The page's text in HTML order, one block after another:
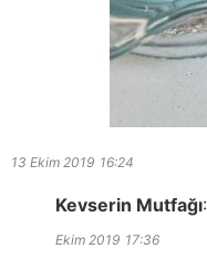
13 Ekim 2019 16:24
Kevserin Mutfağı:
Ekim 2019 17:36